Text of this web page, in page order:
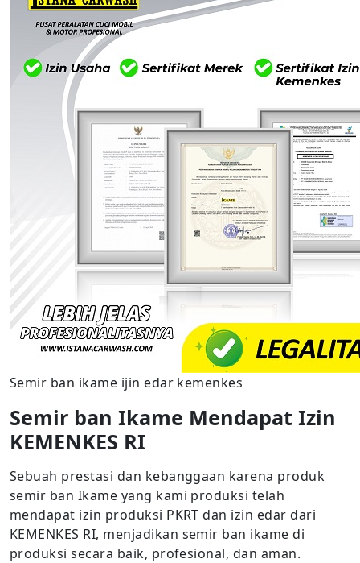
Semir ban ikame ijin edar kemenkes
Semir ban Ikame Mendapat Izin
KEMENKES RI
Sebuah prestasi dan kebanggaan karena produk
semir ban Ikame yang kami produksi telah
mendapat izin produksi PKRT dan izin edar dari
KEMENKES RI, menjadikan semir ban ikame di
produksi secara baik, profesional, dan aman.